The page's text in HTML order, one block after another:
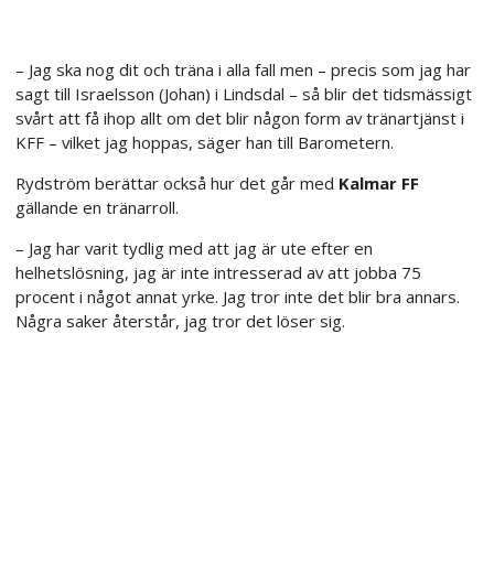
– Jag ska nog dit och träna i alla fall men – precis som jag har
sagt till Israelsson (Johan) i Lindsdal – så blir det tidsmässigt
svårt att få ihop allt om det blir någon form av tränartjänst i
KFF – vilket jag hoppas, säger han till Barometern.
Rydström berättar också hur det går med Kalmar FF
gällande en tränarroll.
– Jag har varit tydlig med att jag är ute efter en
helhetslösning, jag är inte intresserad av att jobba 75
procent i något annat yrke. Jag tror inte det blir bra annars.
Några saker återstår, jag tror det löser sig.